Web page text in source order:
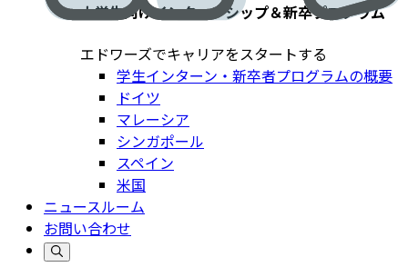
大学生向けインターンシップ＆新卒プログラム
エドワーズでキャリアをスタートする
学生インターン・新卒者プログラムの概要
ドイツ
マレーシア
シンガポール
スペイン
米国
ニュースルーム
お問い合わせ